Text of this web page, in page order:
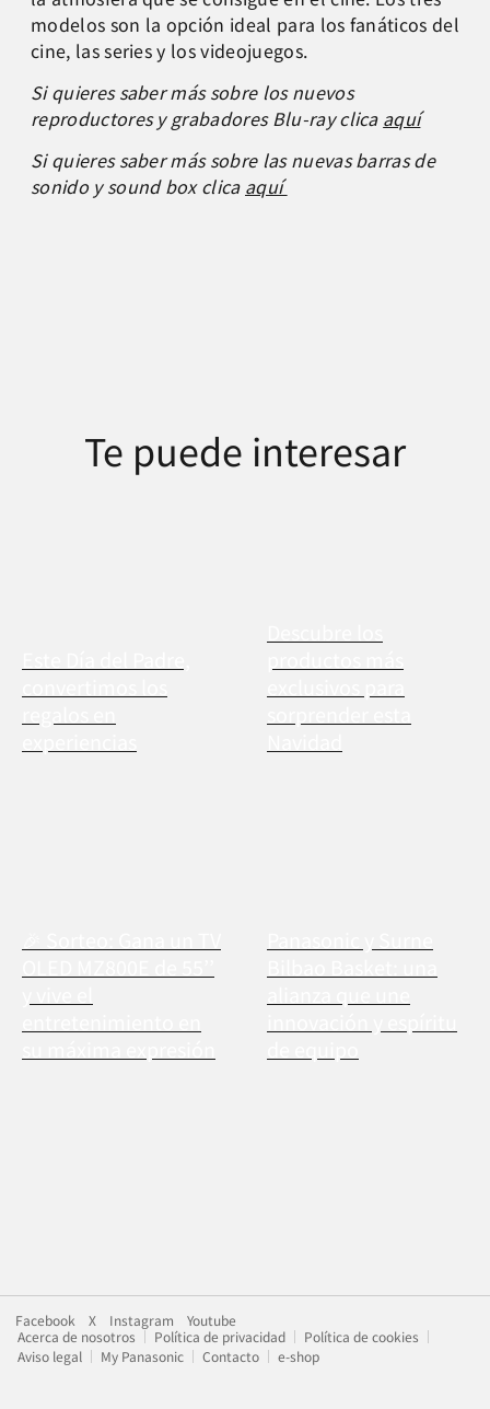
modelos son la opción ideal para los fanáticos del
cine, las series y los videojuegos.
Si quieres saber más sobre los nuevos
reproductores y grabadores Blu-ray clica aquí
Si quieres saber más sobre las nuevas barras de
sonido y sound box clica aquí
Te puede interesar
Facebook X Instagram
Youtube
Acerca de nosotros
Política de privacidad
Política de cookies
Aviso legal
My Panasonic Contacto e-shop